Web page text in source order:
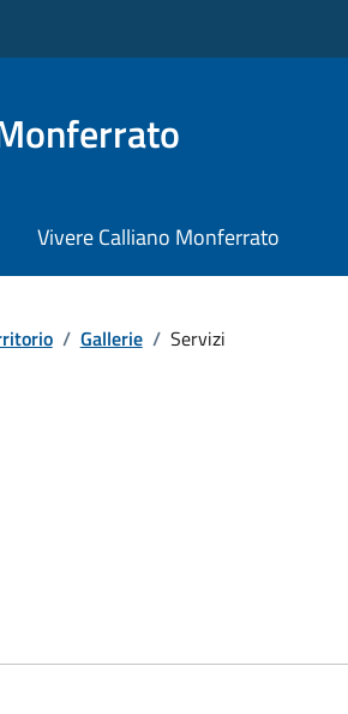
Vivere Calliano Monferrato
/ Gallerie / Servizi